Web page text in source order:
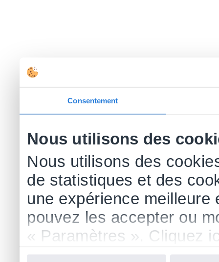
Consentement
Nous utilisons des
Nous utilisons des
de statistiques et des
une expérience meilleure
pouvez les accepter ou
« Paramètres ». Cliquez